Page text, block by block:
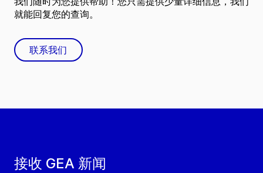
接收 GEA 新闻
就能回复您的查询。
联系我们